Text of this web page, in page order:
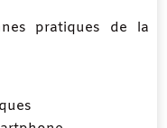
pratiques de la